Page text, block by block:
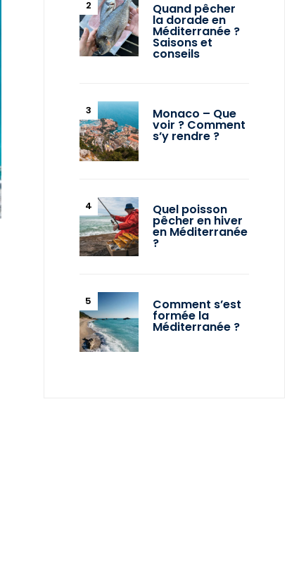
Quand pêcher
la dorade en
Méditerranée ?
Saisons et
conseils
Monaco – Que
voir ? Comment
s’y rendre ?
Quel poisson
pêcher en hiver
en Méditerranée
?
Comment s’est
formée la
Méditerranée ?